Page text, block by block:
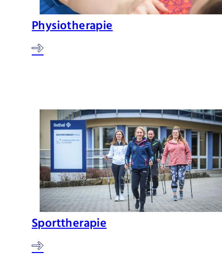
Physiotherapie
Sporttherapie